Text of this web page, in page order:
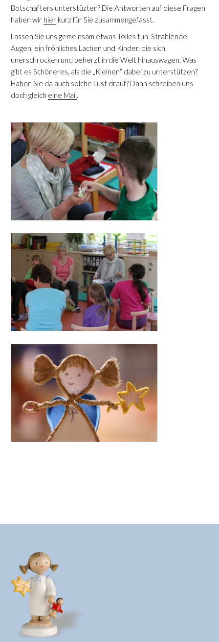
Botschafters unterstüzten? Die Antworten auf diese Fragen
haben wir hier kurz für Sie zusammengefasst.
Lassen Sie uns gemeinsam etwas Tolles tun. Strahlende
Augen, ein fröhliches Lachen und Kinder, die sich
unerschrocken und beherzt in die Welt hinauswagen. Was
gibt es Schöneres, als die „Kleinen“ dabei zu unterstützen?
Haben Sie da auch solche Lust drauf? Dann schreiben uns
doch gleich eine Mail.